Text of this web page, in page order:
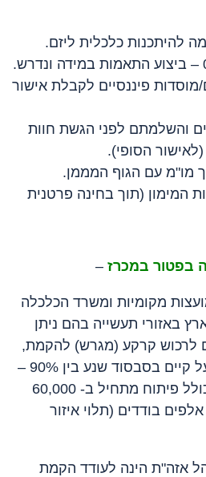
להיתכנות כלכלית ליזם.
פיננסיים לקבלת אישור
והשלמתם לפני הגשת חוות
הסופי).
מו"מ עם הגוף המממן.
המימון (תוך בחינה פרטנית
בפטור במכרז –
מקומיות ומשרד הכלכלה
באזורי תעשייה בהם ניתן
לרכוש קרקע (מגרש) להקמת,
העתקת ו/או הרחבת מפעל קיים בסבסוד שנע בין 90% –
60%. מחיר דונם קרקע כולל פיתוח מתחיל ב- 60,000
בודדים (תלוי איזור
אזה"ת הינה לעודד הקמת